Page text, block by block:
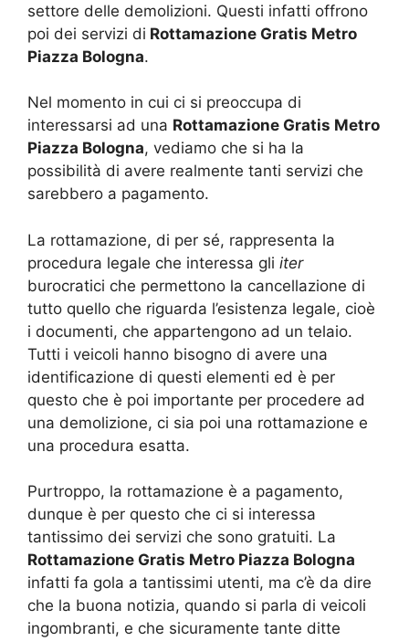
settore delle demolizioni. Questi infatti offrono
poi dei servizi di Rottamazione Gratis Metro
Piazza Bologna.
Nel momento in cui ci si preoccupa di
interessarsi ad una Rottamazione Gratis Metro
Piazza Bologna, vediamo che si ha la
possibilità di avere realmente tanti servizi che
sarebbero a pagamento.
La rottamazione, di per sé, rappresenta la
procedura legale che interessa gli iter
burocratici che permettono la cancellazione di
tutto quello che riguarda l’esistenza legale, cioè
i documenti, che appartengono ad un telaio.
Tutti i veicoli hanno bisogno di avere una
identificazione di questi elementi ed è per
questo che è poi importante per procedere ad
una demolizione, ci sia poi una rottamazione e
una procedura esatta.
Purtroppo, la rottamazione è a pagamento,
dunque è per questo che ci si interessa
tantissimo dei servizi che sono gratuiti. La
Rottamazione Gratis Metro Piazza Bologna
infatti fa gola a tantissimi utenti, ma c’è da dire
che la buona notizia, quando si parla di veicoli
ingombranti, e che sicuramente tante ditte